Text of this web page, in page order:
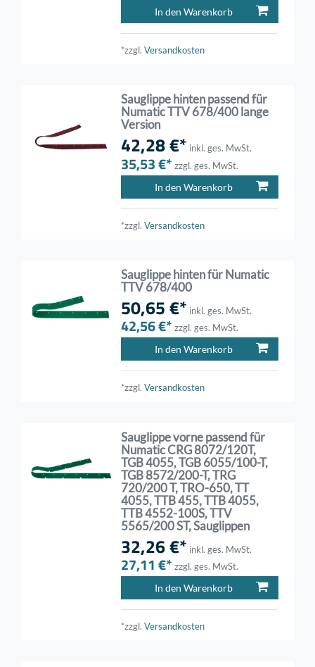
In den Warenkorb
*zzgl.Versandkosten
Sauglippe hinten passend für
Numatic TTV 678/400 lange
Version
42,28 €* inkl. ges. MwSt.
35,53 €* zzgl. ges. MwSt.
In den Warenkorb
*zzgl.Versandkosten
Sauglippe hinten für Numatic
TTV 678/400
50,65 €* inkl. ges. MwSt.
42,56 €* zzgl. ges. MwSt.
In den Warenkorb
*zzgl.Versandkosten
Sauglippe vorne passend für
Numatic CRG 8072/120T,
TGB 4055, TGB 6055/100-T,
TGB 8572/200-T, TRG
720/200 T, TRO-650, TT
4055, TTB 455, TTB 4055,
TTB 4552-100S, TTV
5565/200 ST, Sauglippen
32,26 €* inkl. ges. MwSt.
27,11 €* zzgl. ges. MwSt.
In den Warenkorb
*zzgl.Versandkosten